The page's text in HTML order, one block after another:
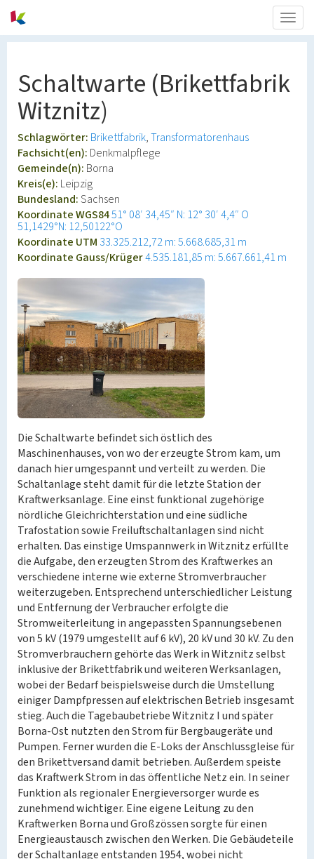
Schaltwarte (Brikettfabrik
Witznitz)
Schlagwörter: Brikettfabrik Transformatorenhaus
Fachsicht(en): Denkmalpflege
Gemeinde(n): Borna
Kreis(e): Leipzig
Bundesland:Sachsen
Koordinate WGS8451° 08′ 34,45″ N: 12° 30′ 4,4″ O
51,1429°N: 12,50122°O
Koordinate UTM 33.325.212,72 m: 5.668.685,31 m
Koordinate Gauss/Krüger4.535.181,85 m: 5.667.661,41 m
Die Schaltwarte befindet sich östlich des
Maschinenhauses, von wo der erzeugte Strom kam, um
danach hier umgespannt und verteilt zu werden. Die
Schaltanlage steht damit für die letzte Station der
Kraftwerksanlage. Eine einst funktional zugehörige
nördliche Gleichrichterstation und eine südliche
Trafostation sowie Freiluftschaltanlagen sind nicht
erhalten. Das einstige Umspannwerk in Witznitz erfüllte
die Aufgabe, den erzeugten Strom des Kraftwerkes an
verschiedene interne wie externe Stromverbraucher
weiterzugeben. Entsprechend unterschiedlicher Leistung
und Entfernung der Verbraucher erfolgte die
Stromweiterleitung in angepassten Spannungsebenen
von 5 kV (1979 umgestellt auf 6 kV), 20 kV und 30 kV. Zu den
Stromverbrauchern gehörte das Werk in Witznitz selbst
inklusive der Brikettfabrik und weiteren Werksanlagen,
wobei der Bedarf beispielsweise durch die Umstellung
einiger Dampfpressen auf elektrischen Betrieb insgesamt
stieg. Auch die Tagebaubetriebe Witznitz I und später
Borna-Ost nutzten den Strom für Bergbaugeräte und
Pumpen. Ferner wurden die E-Loks der Anschlussgleise für
den Brikettversand damit betrieben. Außerdem speiste
das Kraftwerk Strom in das öffentliche Netz ein. In seiner
Funktion als regionaler Energieversorger wurde es
zunehmend wichtiger. Eine eigene Leitung zu den
Kraftwerken Borna und Großzössen sorgte für einen
Energieaustausch zwischen den Werken. Die Gebäudeteile
der Schaltanlage entstanden 1954, wobei nicht